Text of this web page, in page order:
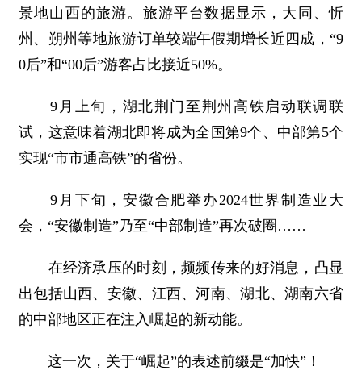
景地山西的旅游。旅游平台数据显示，大同、忻
州、朔州等地旅游订单较端午假期增长近四成，“9
0后”和“00后”游客占比接近50%。
9月上旬，湖北荆门至荆州高铁启动联调联
试，这意味着湖北即将成为全国第9个、中部第5个
实现“市市通高铁”的省份。
9月下旬，安徽合肥举办2024世界制造业大
会，“安徽制造”乃至“中部制造”再次破圈……
在经济承压的时刻，频频传来的好消息，凸显
出包括山西、安徽、江西、河南、湖北、湖南六省
的中部地区正在注入崛起的新动能。
这一次，关于“崛起”的表述前缀是“加快”！